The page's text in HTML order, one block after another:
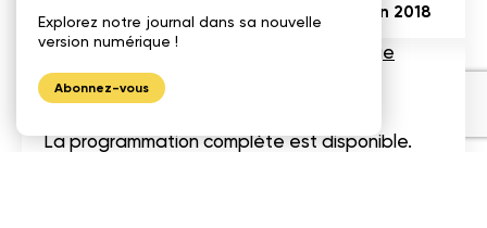
Explorez notre journal dans sa nouvelle
version numérique !
Abonnez-vous
Démonstration réalisée à Vancouver en 2018
Pour plus d’information,
consultez la page
dédiée au séminaire.
La programmation complète est disponible.